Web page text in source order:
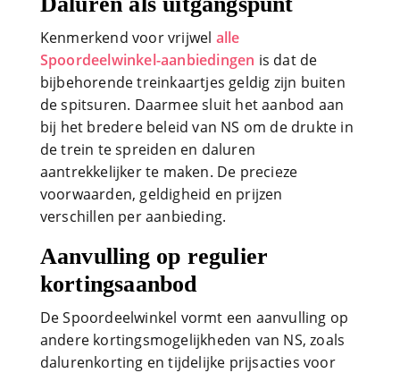
Kenmerkend voor vrijwel alle
Spoordeelwinkel-aanbiedingen is dat de
bijbehorende treinkaartjes geldig zijn buiten
de spitsuren. Daarmee sluit het aanbod aan
bij het bredere beleid van NS om de drukte in
de trein te spreiden en daluren
aantrekkelijker te maken. De precieze
voorwaarden, geldigheid en prijzen
verschillen per aanbieding.
Aanvulling op regulier
kortingsaanbod
De Spoordeelwinkel vormt een aanvulling op
andere kortingsmogelijkheden van NS, zoals
dalurenkorting en tijdelijke prijsacties voor